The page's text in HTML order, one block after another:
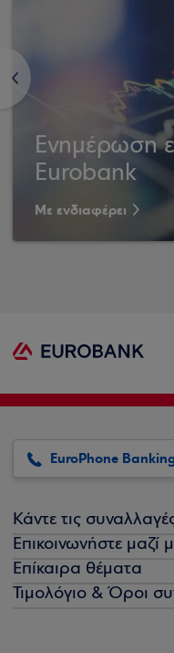
<
Ενημέρωση
Eurobank
Με ενδιαφέρει
EuroPhone
Κάντε τις
Επικοινωνήστε μαζί
Επίκαιρα θέματα
Τιμολόγιο & Όροι